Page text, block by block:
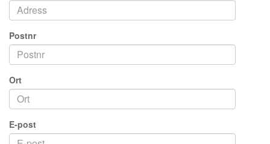
Postnr
Ort
E-post